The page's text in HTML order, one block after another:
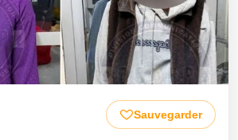
Sauvegarder